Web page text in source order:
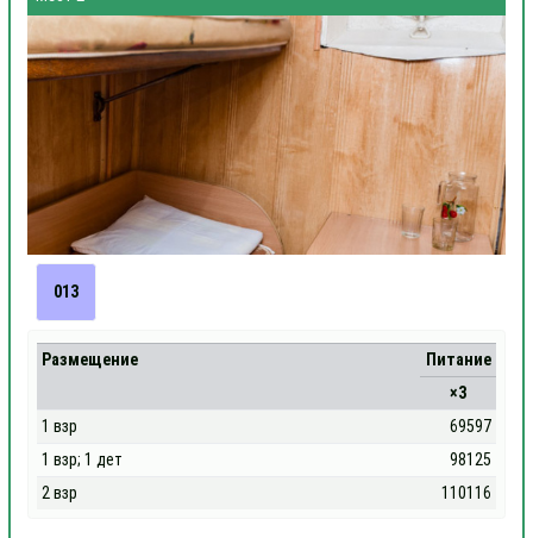
013
Размещение
Питание
×3
1 взр
69597
1 взр; 1 дет
98125
2 взр
110116